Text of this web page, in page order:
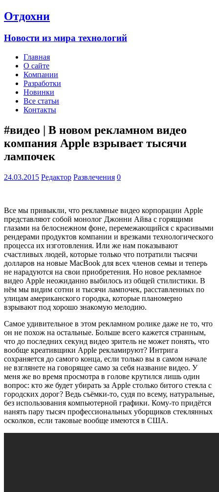
Отдохни
Новости из мира технологий
Главная
О сайте
Компании
Разработки
Новинки
Все статьи
Контакты
#видео | В новом рекламном видео
компания Apple взрывает тысячи
лампочек
24.03.2015 Редактор Развлечения 0
Все мы привыкли, что рекламные видео корпорации Apple
представляют собой монолог Джонни Айва с горящими
глазами на белоснежном фоне, перемежающийся с красивыми
рендерами продуктов компании и врезками технологического
процесса их изготовления. Или же нам показывают
счастливых людей, которые только что потратили тысячи
долларов на новые MacBook для всех членов семьи и теперь
не нарадуются на свои приобретения. Но новое рекламное
видео Apple неожиданно выбилось из общей стилистики. В
нём мы видим сотни и тысячи лампочек, расставленных по
улицам американского городка, которые планомерно
взрывают под хорошо знакомую мелодию.
Самое удивительное в этом рекламном ролике даже не то, что
он не похож на остальные. Больше всего кажется странным,
что до последних секунд видео зритель не может понять, что
вообще креативщики Apple рекламируют? Интрига
сохраняется до самого конца, если только вы в самом начале
не взглянете на говорящее само за себя название видео. У
меня же во время просмотра в голове крутился лишь один
вопрос: кто же будет убирать за Apple столько битого стекла с
городских дорог? Ведь съёмки-то, судя по всему, натуральные,
без использования компьютерной графики. Кому-то придётся
нанять пару тысяч профессиональных уборщиков стеклянных
осколков, если таковые вообще имеются в США.